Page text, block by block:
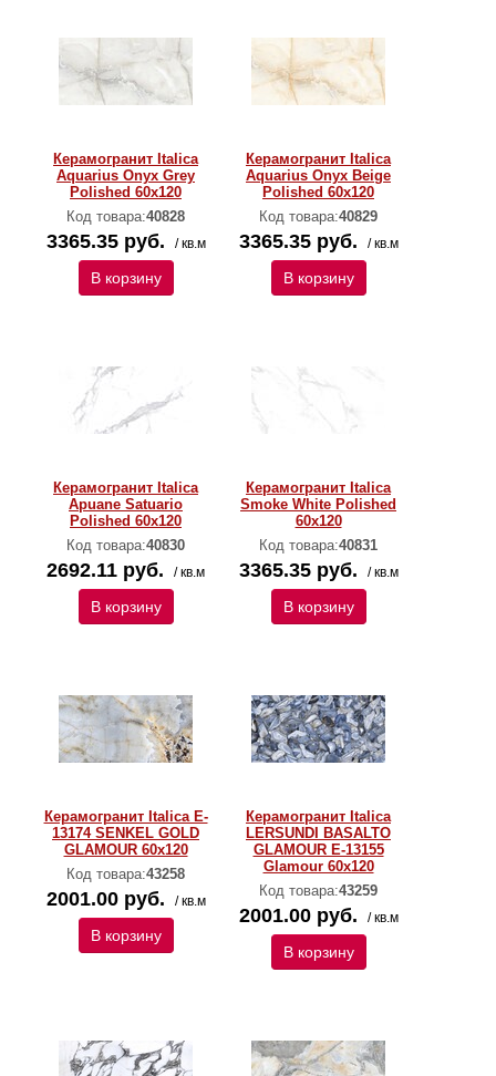
Керамогранит Italica
Aquarius Onyx Grey
Polished 60х120
Код товара:40828
3365.35 руб. / кв.м
В корзину
Керамогранит Italica
Aquarius Onyx Beige
Polished 60х120
Код товара:40829
3365.35 руб. / кв.м
В корзину
Керамогранит Italica
Apuane Satuario
Polished 60х120
Код товара:40830
2692.11 руб. / кв.м
В корзину
Керамогранит Italica
Smoke White Polished
60х120
Код товара:40831
3365.35 руб. / кв.м
В корзину
Керамогранит Italica E-
13174 SENKEL GOLD
GLAMOUR 60х120
Код товара:43258
2001.00 руб. / кв.м
В корзину
Керамогранит Italica
LERSUNDI BASALTO
GLAMOUR E-13155
Glamour 60х120
Код товара:43259
2001.00 руб. / кв.м
В корзину